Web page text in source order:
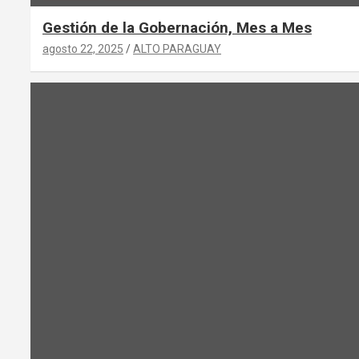
Gestión de la Gobernación, Mes a Mes
agosto 22, 2025 ALTO PARAGUAY